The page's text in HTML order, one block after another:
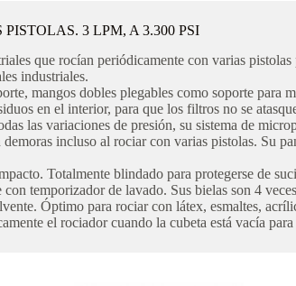
3 LPM, A 3.300 PSI
que rocían periódicamente con varias
industriales.
mangos dobles plegables como soporte para
en el interior, para que los filtros no se
las variaciones de presión, su sistema de
incluso al rociar con varias pistolas. Su
Totalmente blindado para protegerse de
temporizador de lavado. Sus bielas son 4
Óptimo para rociar con látex, esmaltes,
el rociador cuando la cubeta está vacía